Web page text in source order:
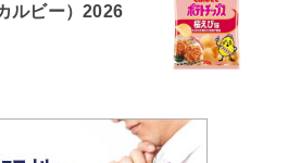
ルビー）2026